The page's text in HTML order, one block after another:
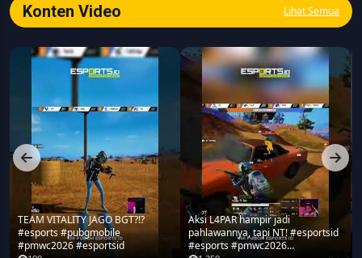
Konten Video Lihat Semua
TEAM VITALITY JAGO BGT?!?
#esports #pubgmobile
#pmwc2026 #esportsid
Aksi L4PAR hampir jadi
pahlawannya, tapi NT! #esportsid
#esports #pmwc2026